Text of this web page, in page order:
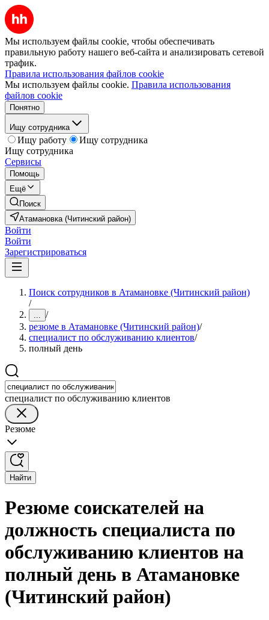
Мы используем файлы cookie, чтобы обеспечивать
правильную работу нашего веб-сайта и анализировать сетевой
трафик.
Правила использования файлов cookie
Мы используем файлы cookie. Правила использования
файлов cookie
Понятно
Ищу сотрудника
Ищу работу
Ищу сотрудника
Ищу сотрудника
Сервисы
Помощь
Ещё
Поиск
Атамановка (Читинский район)
Войти
Войти
Зарегистрироваться
Поиск сотрудников в Атамановке (Читинский район)
/
... /
резюме в Атамановке (Читинский район)/
специалист по обслуживанию клиентов/
полный день
специалист по обслуживанию клиентов
Резюме
Найти
Резюме соискателей на
должность специалиста по
обслуживанию клиентов на
полный день в Атамановке
(Читинский район)